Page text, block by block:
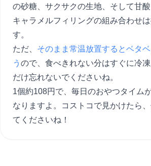
の砂糖、サクサクの生地、そして甘
キャラメルフィリングの組み合わせ
す。
ただ、 そのまま常温放置するとベタ
う ので、食べきれない分はすぐに冷
だけ忘れないでくださいね。
1個約108円で、毎日のおやつタイム
なりますよ。コストコで見かけたら
てくださいね！